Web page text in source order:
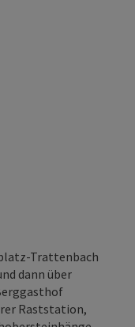
Trattenbach
dann über
Raststation,